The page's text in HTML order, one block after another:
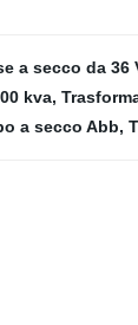
a secco da 36
kva,
a secco Abb,